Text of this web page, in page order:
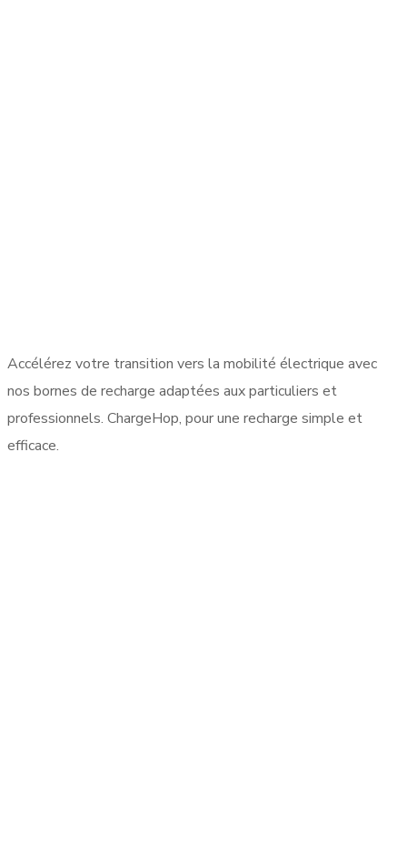
Accélérez votre transition vers la mobilité électrique avec
nos bornes de recharge adaptées aux particuliers et
professionnels. ChargeHop, pour une recharge simple et
efficace.